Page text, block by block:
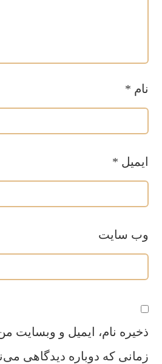
نام *
ایمیل *
وب‌ سایت
ذخیره نام، ایمیل و وبسایت
زمانی که دوباره دیدگاهی